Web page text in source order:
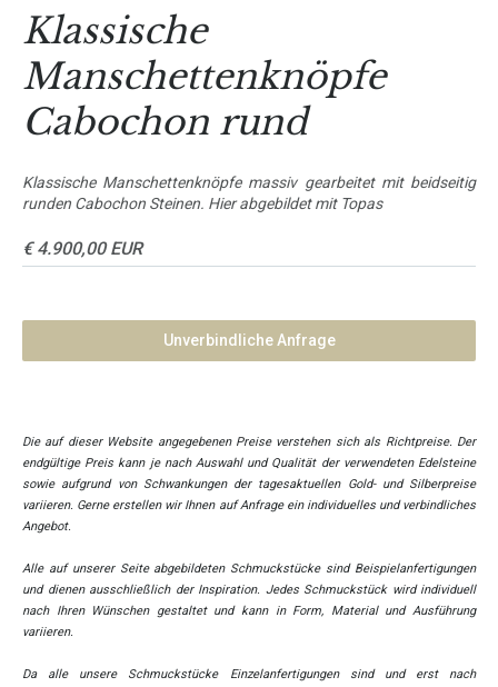
Klassische
Manschettenknöpfe
Cabochon rund
Klassische Manschettenknöpfe massiv gearbeitet mit beidseitig
runden Cabochon Steinen. Hier abgebildet mit Topas
€ 4.900,00 EUR
Unverbindliche Anfrage
Die auf dieser Website angegebenen Preise verstehen sich als Richtpreise. Der
endgültige Preis kann je nach Auswahl und Qualität der verwendeten Edelsteine
sowie aufgrund von Schwankungen der tagesaktuellen Gold- und Silberpreise
variieren. Gerne erstellen wir Ihnen auf Anfrage ein individuelles und verbindliches
Angebot.
Alle auf unserer Seite abgebildeten Schmuckstücke sind Beispielanfertigungen
und dienen ausschließlich der Inspiration. Jedes Schmuckstück wird individuell
nach Ihren Wünschen gestaltet und kann in Form, Material und Ausführung
variieren.
Da alle unsere Schmuckstücke Einzelanfertigungen sind und erst nach